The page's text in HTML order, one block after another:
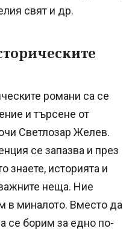
свят и др.
романи са се
и търсене от
Светлозар Желев.
се запазва и през
знаете, историята и
неща. Ние
миналото. Вместо да
се борим за едно по-